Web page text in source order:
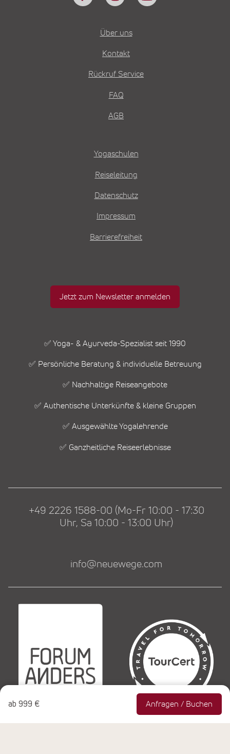
ab 999 € Anfragen / Buchen
Über uns
Kontakt
Rückruf Service
FAQ
AGB
Yogaschulen
Reiseleitung
Datenschutz
Impressum
Barrierefreiheit
Jetzt zum Newsletter anmelden
✅ Yoga- & Ayurveda-Spezialist seit 1990
✅ Persönliche Beratung & individuelle Betreuung
✅ Nachhaltige Reiseangebote
✅ Authentische Unterkünfte & kleine Gruppen
✅ Ausgewählte Yogalehrende
✅ Ganzheitliche Reiseerlebnisse
+49 2226 1588-00 (Mo-Fr 10:00 - 17:30
Uhr, Sa 10:00 - 13:00 Uhr)
info@neuewege.com